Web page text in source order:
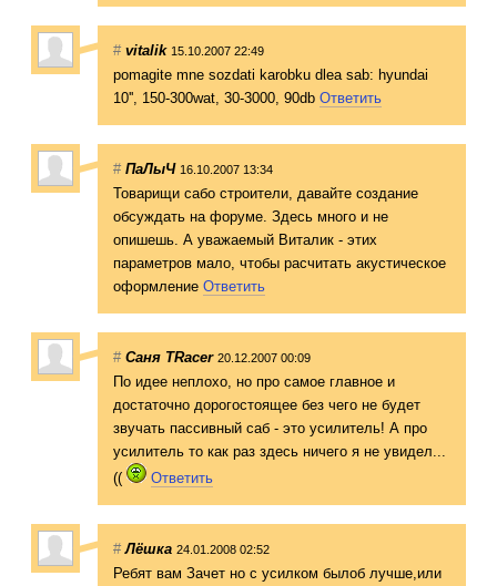
# vitalik 15.10.2007 22:49
pomagite mne sozdati karobku dlea sab: hyundai
10'', 150-300wat, 30-3000, 90db Ответить
# ПаЛыЧ 16.10.2007 13:34
Товарищи сабо строители, давайте создание
обсуждать на форуме. Здесь много и не
опишешь. А уважаемый Виталик - этих
параметров мало, чтобы расчитать акустическое
оформление Ответить
# Саня TRacer 20.12.2007 00:09
По идее неплохо, но про самое главное и
достаточно дорогостоящее без чего не будет
звучать пассивный саб - это усилитель! А про
усилитель то как раз здесь ничего я не увидел...
((
Ответить
# Лёшка 24.01.2008 02:52
Ребят вам Зачет но с усилком былоб лучше,или